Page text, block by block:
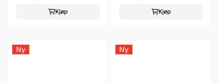
Kjøp Kjøp
Ny Ny